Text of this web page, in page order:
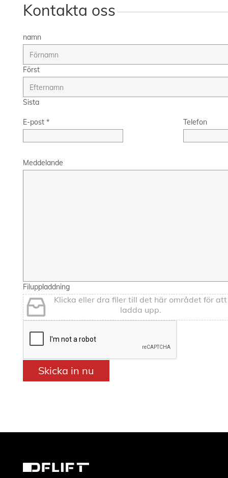
Kontakta oss
namn
Först
Sista
E-post * Telefon
Meddelande
Filuppladdning
Klicka eller dra filer till det här området för att
ladda upp.
Skicka in nu